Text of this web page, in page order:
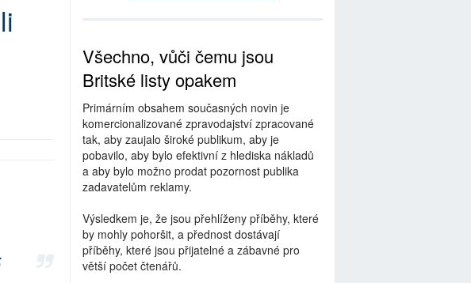
Všechno, vůči čemu jsou
Britské listy opakem
Primárním obsahem současných novin je
komercionalizované zpravodajství zpracované
tak, aby zaujalo široké publikum, aby je
pobavilo, aby bylo efektivní z hlediska nákladů
a aby bylo možno prodat pozornost publika
zadavatelům reklamy.
Výsledkem je, že jsou přehlíženy příběhy, které
by mohly pohoršit, a přednost dostávají
příběhy, které jsou přijatelné a zábavné pro
větší počet čtenářů.